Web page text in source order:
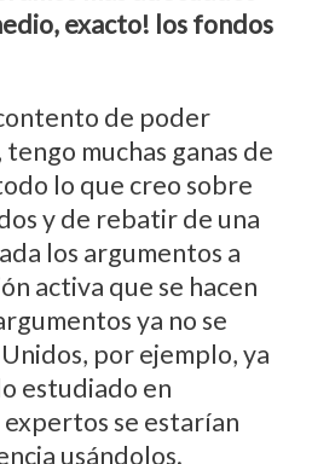
exacto! los fondos
de poder
muchas ganas de
lo que creo sobre
y de rebatir de una
los argumentos a
activa que se hacen
ya no se
por ejemplo, ya
estudiado en
se estarían
usándolos.